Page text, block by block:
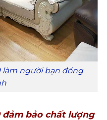
làm người bạn đồng
đảm bảo chất lượng